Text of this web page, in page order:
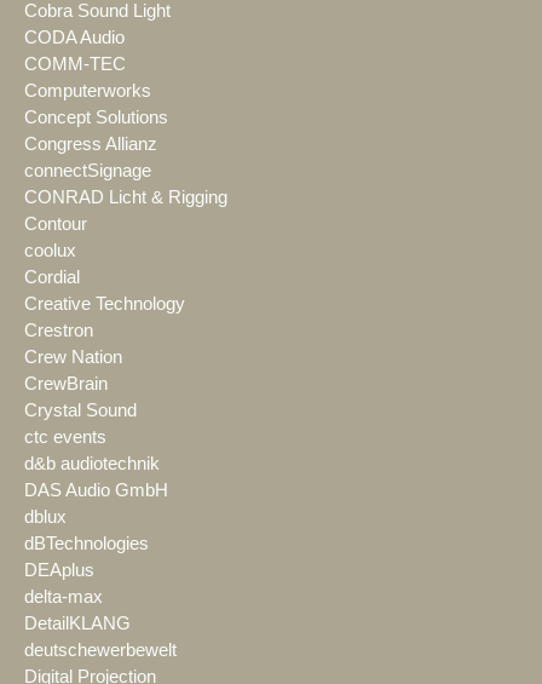
Cobra Sound Light
CODA Audio
COMM-TEC
Computerworks
Concept Solutions
Congress Allianz
connectSignage
CONRAD Licht & Rigging
Contour
coolux
Cordial
Creative Technology
Crestron
Crew Nation
CrewBrain
Crystal Sound
ctc events
d&b audiotechnik
DAS Audio GmbH
dblux
dBTechnologies
DEAplus
delta-max
DetailKLANG
deutschewerbewelt
Digital Projection